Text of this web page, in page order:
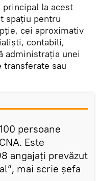
principal la acest
spațiu pentru
cei aproximativ
contabili,
administrația unei
sau
persoane
Este
angajați prevăzut
mai scrie șefa